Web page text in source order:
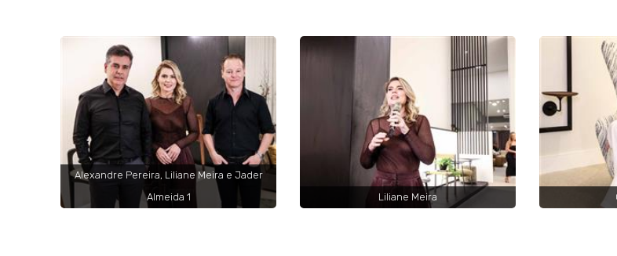
Alexandre Pereira, Liliane Meira e Jader
Almeida 1
Liliane Meira